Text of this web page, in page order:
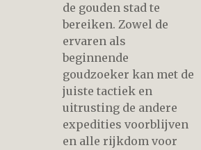
de gouden stad te
bereiken. Zowel de
ervaren als
beginnende
goudzoeker kan met de
juiste tactiek en
uitrusting de andere
expedities voorblijven
en alle rijkdom voor